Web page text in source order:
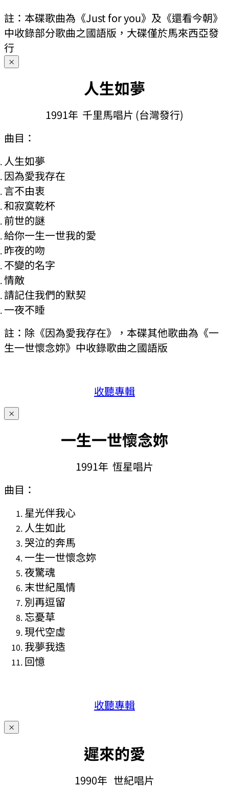
註：本碟歌曲為《Just for you》及《還看今朝》
中收錄部分歌曲之國語版，大碟僅於馬來西亞發
行
×
人生如夢
1991年 千里馬唱片 (台灣發行)
曲目：
人生如夢
因為愛我存在
言不由衷
和寂寞乾杯
前世的謎
給你一生一世我的愛
昨夜的吻
不變的名字
情敵
請記住我們的默契
一夜不睡
註：除《因為愛我存在》，本碟其他歌曲為《一
生一世懷念妳》中收錄歌曲之國語版
收聽專輯
×
一生一世懷念妳
1991年 恆星唱片
曲目：
星光伴我心
人生如此
哭泣的奔馬
一生一世懷念妳
夜驚魂
末世紀風情
別再逗留
忘憂草
現代空虛
我夢我造
回憶
收聽專輯
×
遲來的愛
1990年 世紀唱片